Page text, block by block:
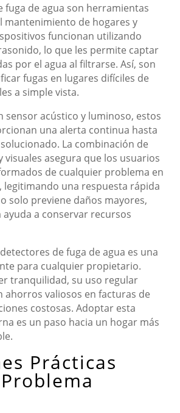
fuga de agua son herramientas
mantenimiento de hogares y
funcionan utilizando
lo que les permite captar
por el agua al filtrarse. Así, son
fugas en lugares difíciles de
a simple vista.
sensor acústico y luminoso, estos
una alerta continua hasta
La combinación de
visuales asegura que los usuarios
de cualquier problema en
legitimando una respuesta rápida
solo previene daños mayores,
a conservar recursos
de fuga de agua es una
para cualquier propietario.
tranquilidad, su uso regular
ahorros valiosos en facturas de
costosas. Adoptar esta
es un paso hacia un hogar más
Prácticas